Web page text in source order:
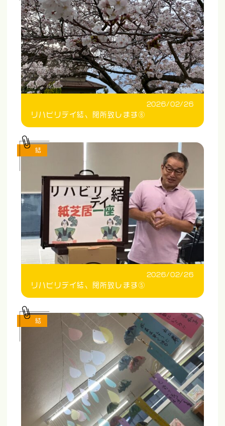
2026/02/26
リハビリデイ結、閉所致します⑥
2026/02/26
リハビリデイ結、閉所致します⑤
結
結